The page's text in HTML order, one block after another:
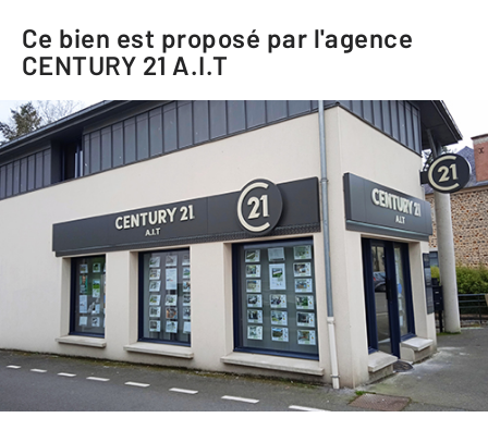
Ce bien est proposé par l'agence
CENTURY 21 A.I.T